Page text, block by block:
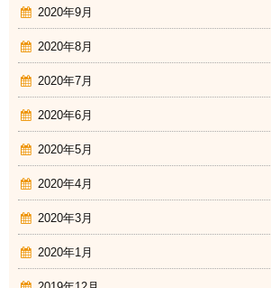
2020年9月
2020年8月
2020年7月
2020年6月
2020年5月
2020年4月
2020年3月
2020年1月